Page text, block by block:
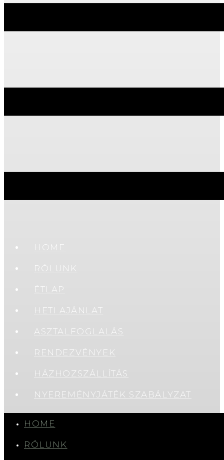
HOME
RÓLUNK
ÉTLAP
HETI AJÁNLAT
ASZTALFOGLALÁS
RENDEZVÉNYEK
HÁZHOZSZÁLLÍTÁS
NYEREMÉNYJÁTÉK SZABÁLYZAT
HOME
RÓLUNK